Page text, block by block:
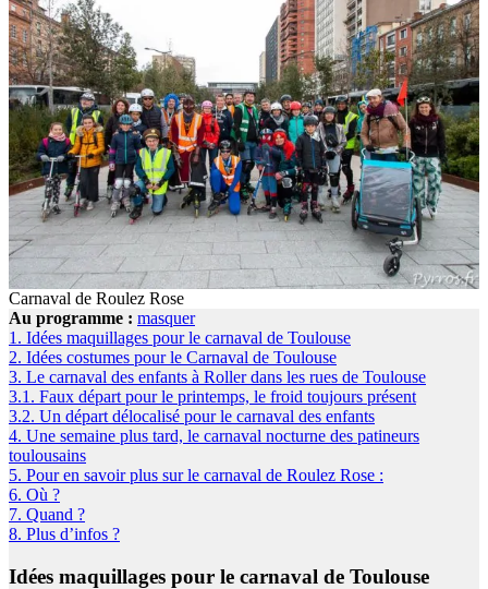
Carnaval de Roulez Rose
Au programme : masquer
1. Idées maquillages pour le carnaval de Toulouse
2. Idées costumes pour le Carnaval de Toulouse
3. Le carnaval des enfants à Roller dans les rues de Toulouse
3.1. Faux départ pour le printemps, le froid toujours présent
3.2. Un départ délocalisé pour le carnaval des enfants
4. Une semaine plus tard, le carnaval nocturne des patineurs
toulousains
5. Pour en savoir plus sur le carnaval de Roulez Rose :
6. Où ?
7. Quand ?
8. Plus d’infos ?
Idées maquillages pour le carnaval de Toulouse